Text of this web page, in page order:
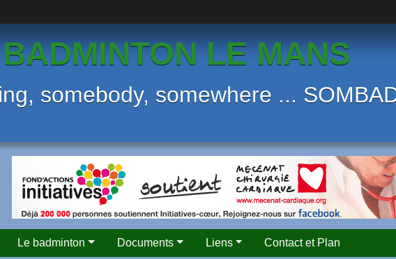
LE MANS
somebody, somewhere ...
Le badminton Documents Liens Contact et Plan